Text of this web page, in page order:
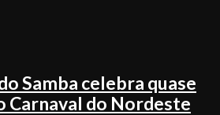
Samba celebra quase
Carnaval do Nordeste